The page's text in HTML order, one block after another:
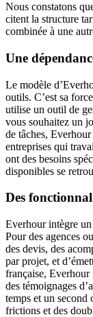
Nous constatons
citent la structure
combinée à une
Une
Le modèle
outils. C’est sa
utilise un outil de
vous souhaitez un
de tâches,
entreprises qui
ont des besoins
disponibles se
Des
Everhour intègre
Pour des agences
des devis, des
par projet, et
française, Everhour
des témoignages
temps et un
frictions et des